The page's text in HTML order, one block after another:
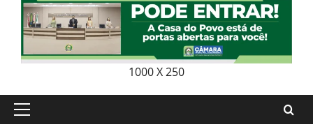
1000 X 250
Primary